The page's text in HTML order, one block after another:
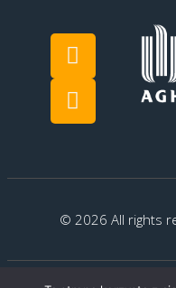
© 2026 All rights